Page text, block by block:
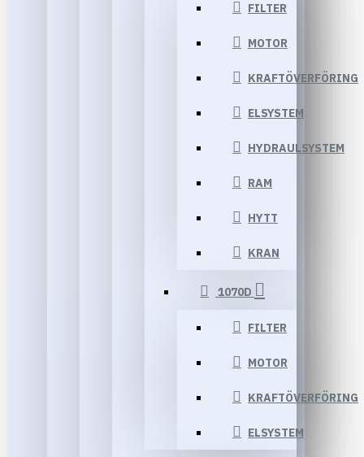
FILTER
MOTOR
KRAFTÖVERFÖRING
ELSYSTEM
HYDRAULSYSTEM
RAM
HYTT
KRAN
1070D
FILTER
MOTOR
KRAFTÖVERFÖRING
ELSYSTEM